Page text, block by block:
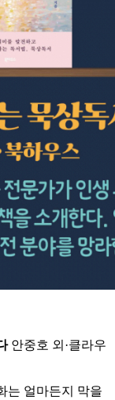
안중호 외·클라우
는 얼마든지 막을